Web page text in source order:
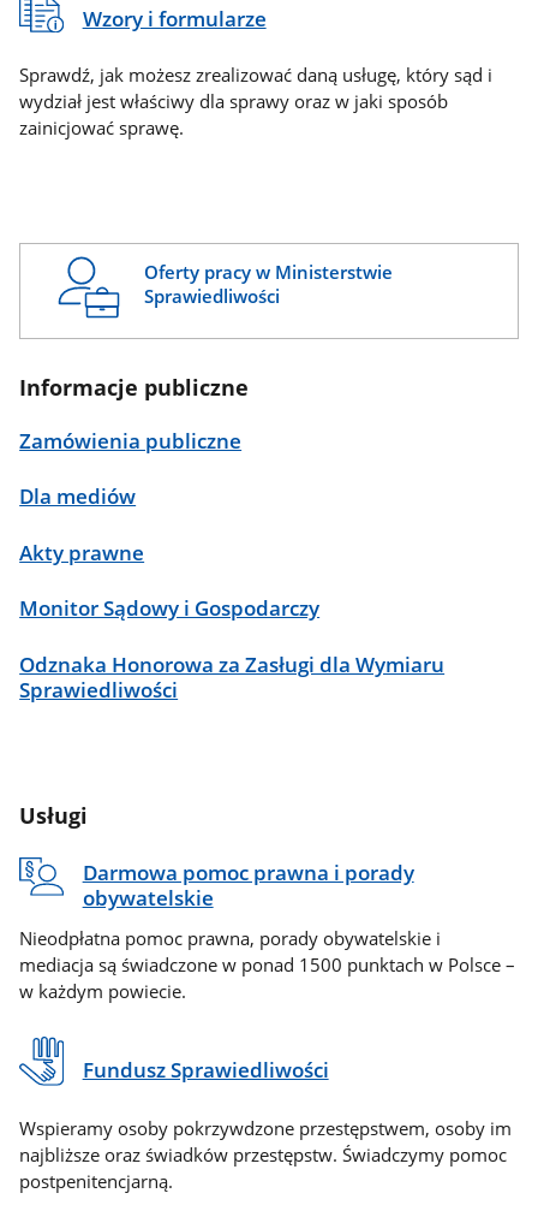
Wzory i formularze
Sprawdź, jak możesz zrealizować daną usługę, który sąd i
wydział jest właściwy dla sprawy oraz w jaki sposób
zainicjować sprawę.
Oferty pracy w Ministerstwie
Sprawiedliwości
Informacje publiczne
Zamówienia publiczne
Dla mediów
Akty prawne
Monitor Sądowy i Gospodarczy
Odznaka Honorowa za Zasługi dla Wymiaru
Sprawiedliwości
Usługi
Darmowa pomoc prawna i porady
obywatelskie
Nieodpłatna pomoc prawna, porady obywatelskie i
mediacja są świadczone w ponad 1500 punktach w Polsce –
w każdym powiecie.
Fundusz Sprawiedliwości
Wspieramy osoby pokrzywdzone przestępstwem, osoby im
najbliższe oraz świadków przestępstw. Świadczymy pomoc
postpenitencjarną.